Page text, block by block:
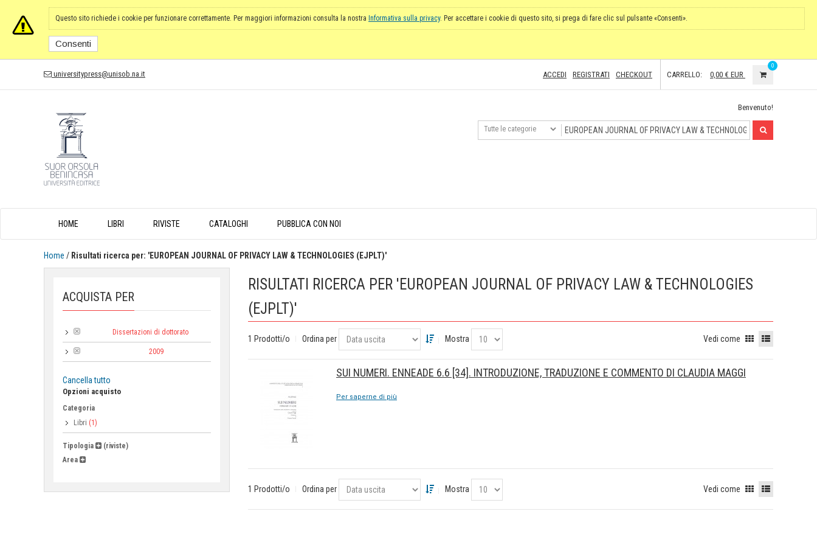
Questo sito richiede i cookie per funzionare correttamente. Per maggiori informazioni consulta la nostra Informativa sulla privacy. Per accettare i cookie di questo sito, si prega di fare clic sul pulsante «Consenti».
Consenti
universitypress@unisob.na.it ACCEDI REGISTRATI CHECKOUT CARRELLO: 0,00 € EUR
0
Benvenuto!
HOME LIBRI RIVISTE CATALOGHI PUBBLICA CON NOI
Home / Risultati ricerca per: 'EUROPEAN JOURNAL OF PRIVACY LAW & TECHNOLOGIES (EJPLT)'
ACQUISTA PER
Dissertazioni di dottorato
2009
Cancella tutto
Opzioni acquisto
Categoria
Libri (1)
Tipologia
(riviste)
Area
RISULTATI RICERCA PER 'EUROPEAN JOURNAL OF PRIVACY LAW & TECHNOLOGIES
(EJPLT)'
1 Prodotti/o Ordina per Mostra Vedi come
SUI NUMERI. ENNEADE 6.6 [34]. INTRODUZIONE, TRADUZIONE E COMMENTO DI CLAUDIA MAGGI
Per saperne di più
1 Prodotti/o Ordina per Mostra Vedi come